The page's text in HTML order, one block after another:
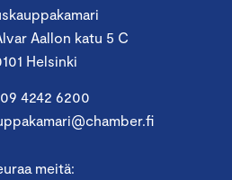
Aallon katu 5 C
Helsinki
09 4242 6200
meitä: